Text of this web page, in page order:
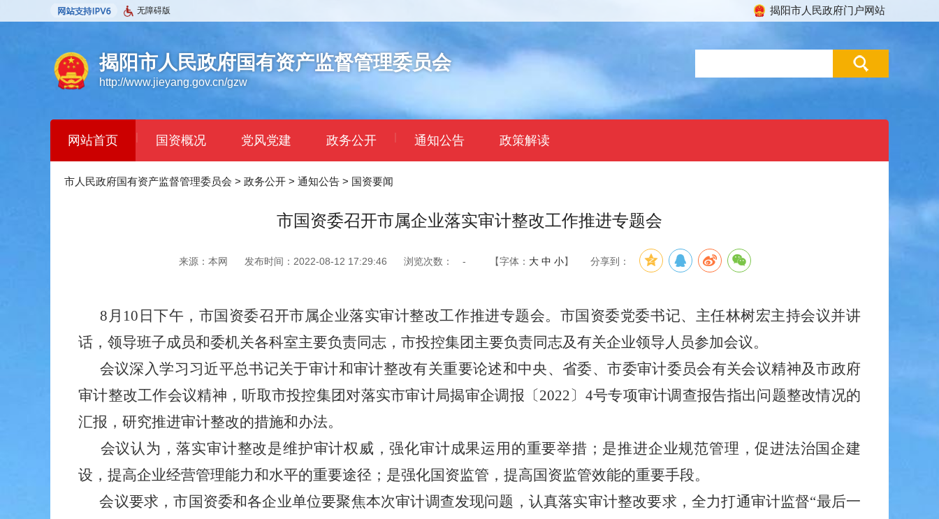
无障碍版 揭阳市人民政府门户网站
揭阳市人民政府国有资产监督管理委员会
http://www.jieyang.gov.cn/gzw
网站首页 | 国资概况 党风党建 政务公开 | 通知公告 政策解读
市人民政府国有资产监督管理委员会 > 政务公开 > 通知公告 > 国资要闻
市国资委召开市属企业落实审计整改工作推进专题会
来源：本网 发布时间：2022-08-12 17:29:46 浏览次数： - 【字体： 大 中 小】 分享到：
8月10日下午，市国资委召开市属企业落实审计整改工作推进专题会。市国资委党委书记、主任林树宏主持会议并讲
话，领导班子成员和委机关各科室主要负责同志，市投控集团主要负责同志及有关企业领导人员参加会议。
会议深入学习习近平总书记关于审计和审计整改有关重要论述和中央、省委、市委审计委员会有关会议精神及市政府
审计整改工作会议精神，听取市投控集团对落实市审计局揭审企调报〔2022〕4号专项审计调查报告指出问题整改情况的
汇报，研究推进审计整改的措施和办法。
会议认为，落实审计整改是维护审计权威，强化审计成果运用的重要举措；是推进企业规范管理，促进法治国企建
设，提高企业经营管理能力和水平的重要途径；是强化国资监管，提高国资监管效能的重要手段。
会议要求，市国资委和各企业单位要聚焦本次审计调查发现问题，认真落实审计整改要求，全力打通审计监督“最后一